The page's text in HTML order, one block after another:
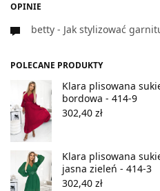
OPINIE
betty - Jak stylizować
POLECANE PRODUKTY
Klara plisowana
bordowa - 414-9
302,40 zł
Klara plisowana
jasna zieleń - 414-3
302,40 zł